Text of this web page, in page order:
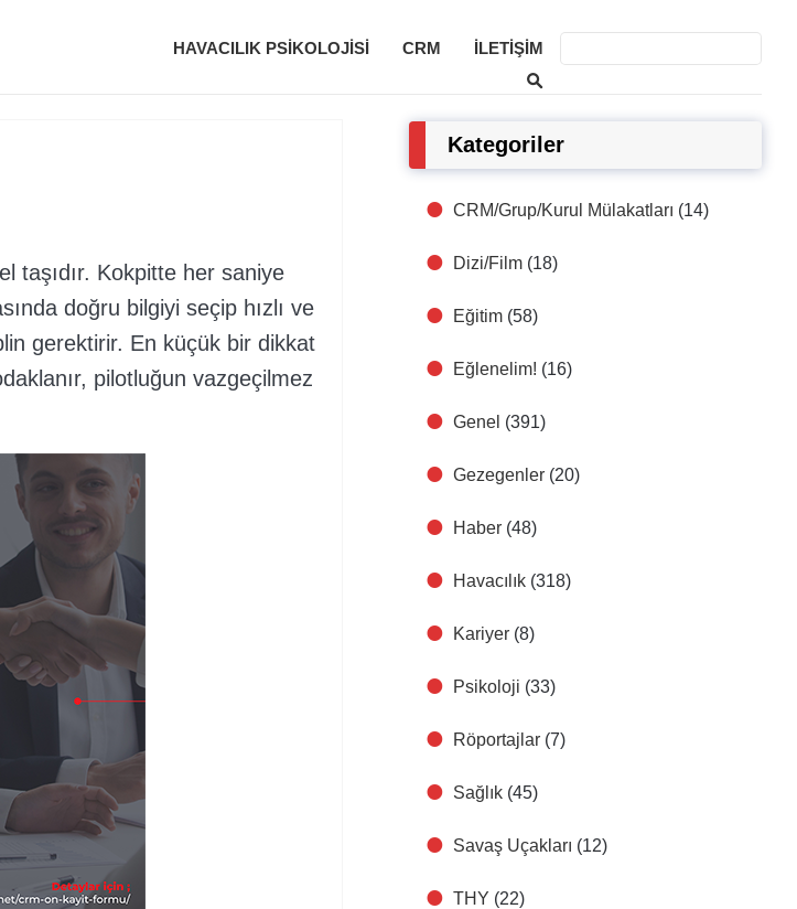
HAVACILIK PSIKOLOJISI CRM İLETIŞIM
taşıdır. Kokpitte her saniye
doğru bilgiyi seçip hızlı ve
gerektirir. En küçük bir dikkat
pilotluğun vazgeçilmez
Kategoriler
CRM/Grup/Kurul Mülakatları (14)
Dizi/Film (18)
Eğitim (58)
Eğlenelim! (16)
Genel (391)
Gezegenler (20)
Haber (48)
Havacılık (318)
Kariyer (8)
Psikoloji (33)
Röportajlar (7)
Sağlık (45)
Savaş Uçakları (12)
THY (22)